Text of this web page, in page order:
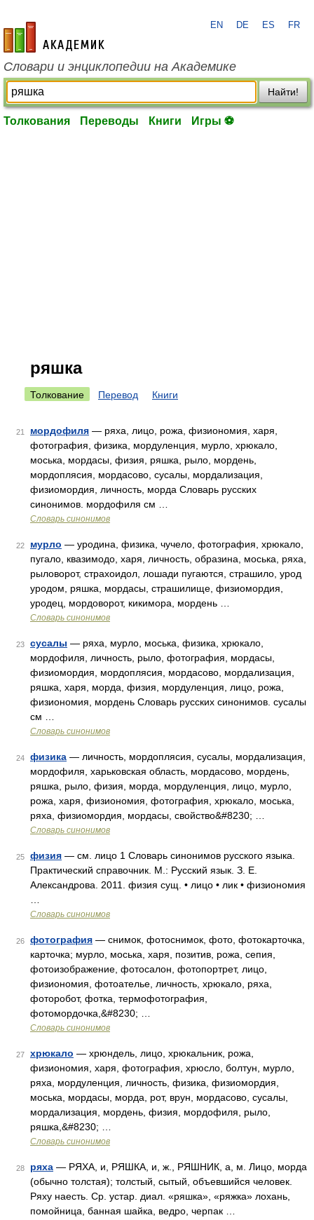
academic.ru
EN DE ES FR
Словари и энциклопедии на Академике
Найти!
Толкования Переводы Книги Игры ⚽
ряшка
Толкование Перевод Книги
21 мордофиля — ряха, лицо, рожа, физиономия, харя,
фотография, физика, мордуленция, мурло, хрюкало,
моська, мордасы, физия, ряшка, рыло, мордень,
мордоплясия, мордасово, сусалы, мордализация,
физиомордия, личность, морда Словарь русских
синонимов. мордофиля см …
Словарь синонимов
22 мурло — уродина, физика, чучело, фотография, хрюкало,
пугало, квазимодо, харя, личность, образина, моська, ряха,
рыловорот, страхоидол, лошади пугаются, страшило, урод
уродом, ряшка, мордасы, страшилище, физиомордия,
уродец, мордоворот, кикимора, мордень …
Словарь синонимов
23 сусалы — ряха, мурло, моська, физика, хрюкало,
мордофиля, личность, рыло, фотография, мордасы,
физиомордия, мордоплясия, мордасово, мордализация,
ряшка, харя, морда, физия, мордуленция, лицо, рожа,
физиономия, мордень Словарь русских синонимов. сусалы
см …
Словарь синонимов
24 физика — личность, мордоплясия, сусалы, мордализация,
мордофиля, харьковская область, мордасово, мордень,
ряшка, рыло, физия, морда, мордуленция, лицо, мурло,
рожа, харя, физиономия, фотография, хрюкало, моська,
ряха, физиомордия, мордасы, свойство&#8230; …
Словарь синонимов
25 физия — см. лицо 1 Словарь синонимов русского языка.
Практический справочник. М.: Русский язык. З. Е.
Александрова. 2011. физия сущ. • лицо • лик • физиономия
Словарь синонимов
26 фотография — снимок, фотоснимок, фото, фотокарточка,
карточка; мурло, моська, харя, позитив, рожа, сепия,
фотоизображение, фотосалон, фотопортрет, лицо,
физиономия, фотоателье, личность, хрюкало, ряха,
фоторобот, фотка, термофотография,
фотомордочка,&#8230; …
Словарь синонимов
27 хрюкало — хрюндель, лицо, хрюкальник, рожа,
физиономия, харя, фотография, хрюсло, болтун, мурло,
ряха, мордуленция, личность, физика, физиомордия,
моська, мордасы, морда, рот, врун, мордасово, сусалы,
мордализация, мордень, физия, мордофиля, рыло,
ряшка,&#8230; …
Словарь синонимов
28 ряха — РЯХА, и, РЯШКА, и, ж., РЯШНИК, а, м. Лицо, морда
(обычно толстая); толстый, сытый, объевшийся человек.
Ряху наесть. Ср. устар. диал. «ряшка», «ряжка» лохань,
помойница, банная шайка, ведро, черпак …